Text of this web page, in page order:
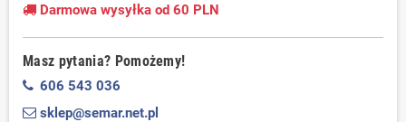
Darmowa wysyłka od 60 PLN
Masz pytania? Pomożemy!
606 543 036
sklep@semar.net.pl